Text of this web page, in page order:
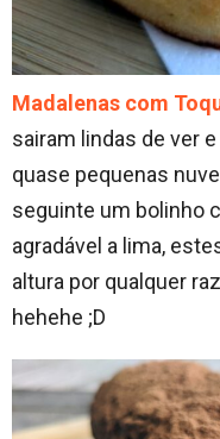
Madalenas com
sairam lindas de ver
quase pequenas
seguinte um bolinho
agradável a lima,
altura por qualquer
hehehe ;D